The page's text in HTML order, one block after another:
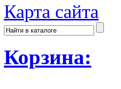
Карта сайта
Корзина: